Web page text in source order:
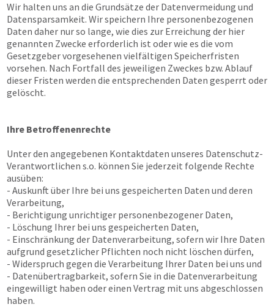
Wir halten uns an die Grundsätze der Datenvermeidung und
Datensparsamkeit. Wir speichern Ihre personenbezogenen
Daten daher nur so lange, wie dies zur Erreichung der hier
genannten Zwecke erforderlich ist oder wie es die vom
Gesetzgeber vorgesehenen vielfältigen Speicherfristen
vorsehen. Nach Fortfall des jeweiligen Zweckes bzw. Ablauf
dieser Fristen werden die entsprechenden Daten gesperrt oder
gelöscht.
Ihre Betroffenenrechte
Unter den angegebenen Kontaktdaten unseres Datenschutz-
Verantwortlichen s.o. können Sie jederzeit folgende Rechte
ausüben:
- Auskunft über Ihre bei uns gespeicherten Daten und deren
Verarbeitung,
- Berichtigung unrichtiger personenbezogener Daten,
- Löschung Ihrer bei uns gespeicherten Daten,
- Einschränkung der Datenverarbeitung, sofern wir Ihre Daten
aufgrund gesetzlicher Pflichten noch nicht löschen dürfen,
- Widerspruch gegen die Verarbeitung Ihrer Daten bei uns und
- Datenübertragbarkeit, sofern Sie in die Datenverarbeitung
eingewilligt haben oder einen Vertrag mit uns abgeschlossen
haben.